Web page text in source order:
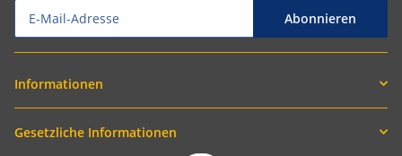
Abonnieren
Informationen
Gesetzliche Informationen